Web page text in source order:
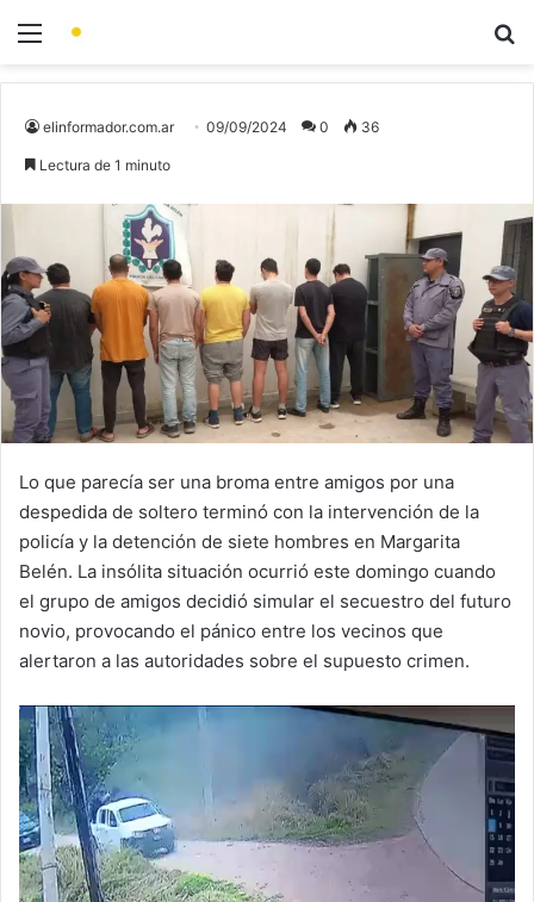
elinformador.com.ar 09/09/2024 0 36
Lectura de 1 minuto
Lo que parecía ser una broma entre amigos por una
despedida de soltero terminó con la intervención de la
policía y la detención de siete hombres en Margarita
Belén. La insólita situación ocurrió este domingo cuando
el grupo de amigos decidió simular el secuestro del futuro
novio, provocando el pánico entre los vecinos que
alertaron a las autoridades sobre el supuesto crimen.